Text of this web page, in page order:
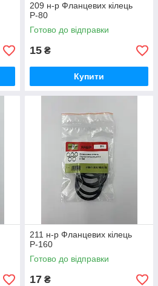
209 н-р Фланцевих кілець
Р-80
Готово до відправки
15 ₴
Купити
211 н-р Фланцевих кілець
Р-160
Готово до відправки
17 ₴